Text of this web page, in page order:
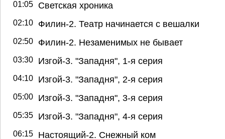
01:05 Светская хроника
02:10 Филин-2. Театр начинается с вешалки
02:50 Филин-2. Незаменимых не бывает
03:30 Изгой-3. "Западня", 1-я серия
04:10 Изгой-3. "Западня", 2-я серия
05:00 Изгой-3. "Западня", 3-я серия
05:35 Изгой-3. "Западня", 4-я серия
06:15 Настоящий-2. Снежный ком